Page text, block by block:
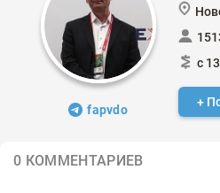
fapvdo
с
+
0 КОММЕНТАРИЕВ